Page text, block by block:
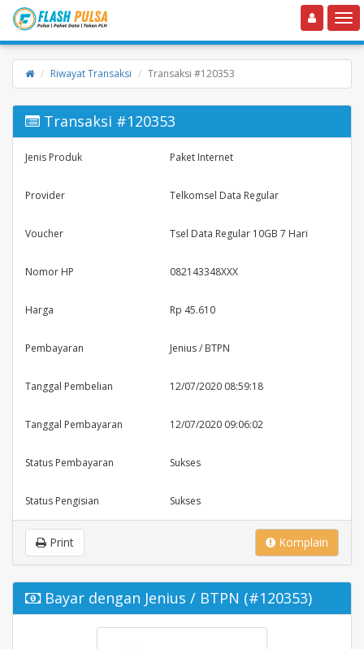
Toggle navigation
Riwayat Transaksi Transaksi #120353
Transaksi #120353
Jenis Produk Paket Internet
Provider Telkomsel Data Regular
Voucher Tsel Data Regular 10GB 7 Hari
Nomor HP 082143348XXX
Harga Rp 45.610
Pembayaran Jenius / BTPN
Tanggal Pembelian 12/07/2020 08:59:18
Tanggal Pembayaran 12/07/2020 09:06:02
Status Pembayaran Sukses
Status Pengisian Sukses
Komplain
Print
Bayar dengan Jenius / BTPN (#120353)